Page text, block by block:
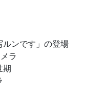
ルンです」の登場
ラ
期